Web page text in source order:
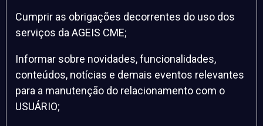
Cumprir as obrigações decorrentes do uso dos
serviços da AGEIS CME;
Informar sobre novidades, funcionalidades,
conteúdos, notícias e demais eventos relevantes
para a manutenção do relacionamento com o
USUÁRIO;